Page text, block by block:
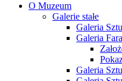
O Muzeum
Galerie stałe
Galeria
Galeria
Galeria